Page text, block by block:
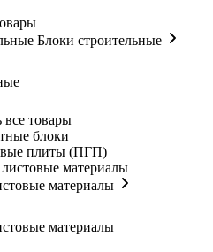
Блоки строительные
все товары
блоки
плиты (ПГП)
материалы
материалы